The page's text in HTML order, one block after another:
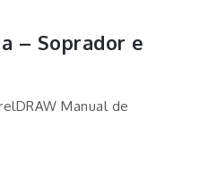
– Soprador e
Manual de